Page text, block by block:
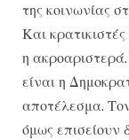
της κοινωνίας
Και
η ακροαριστερά.
είναι η
αποτέλεσμα.
όμως επισείουν